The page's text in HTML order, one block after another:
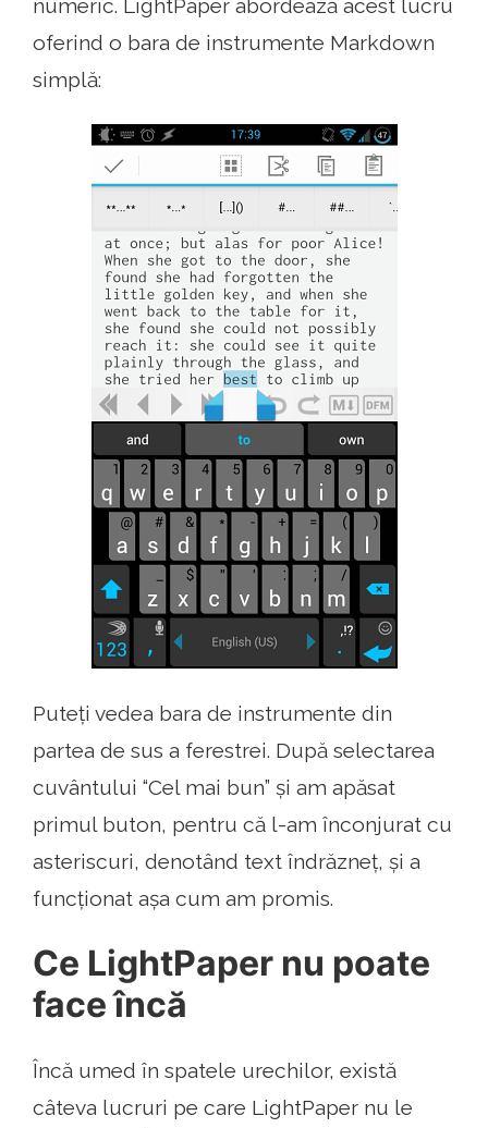
numeric. LightPaper abordează acest lucru
oferind o bara de instrumente Markdown
simplă:
Puteți vedea bara de instrumente din
partea de sus a ferestrei. După selectarea
cuvântului “Cel mai bun” și am apăsat
primul buton, pentru că l-am înconjurat cu
asteriscuri, denotând text îndrăzneț, și a
funcționat așa cum am promis.
Ce LightPaper nu poate
face încă
Încă umed în spatele urechilor, există
câteva lucruri pe care LightPaper nu le